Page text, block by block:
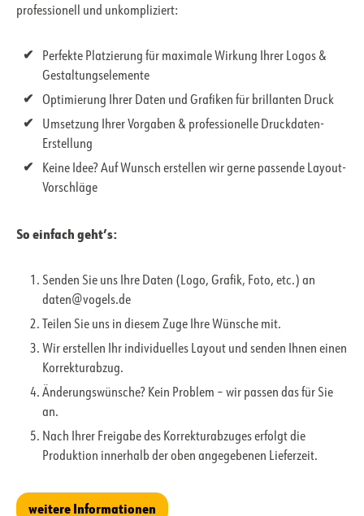
professionell und unkompliziert:
Perfekte Platzierung für maximale Wirkung Ihrer Logos &
Gestaltungselemente
Optimierung Ihrer Daten und Grafiken für brillanten Druck
Umsetzung Ihrer Vorgaben & professionelle Druckdaten-
Erstellung
Keine Idee? Auf Wunsch erstellen wir gerne passende Layout-
Vorschläge
So einfach geht’s:
Senden Sie uns Ihre Daten (Logo, Grafik, Foto, etc.) an
daten@vogels.de
Teilen Sie uns in diesem Zuge Ihre Wünsche mit.
Wir erstellen Ihr individuelles Layout und senden Ihnen einen
Korrekturabzug.
Änderungswünsche? Kein Problem – wir passen das für Sie
an.
Nach Ihrer Freigabe des Korrekturabzuges erfolgt die
Produktion innerhalb der oben angegebenen Lieferzeit.
weitere Informationen